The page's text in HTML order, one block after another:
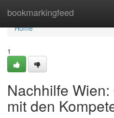
bookmarkingfeed
Home
Home
1
Nachhilfe
mit den